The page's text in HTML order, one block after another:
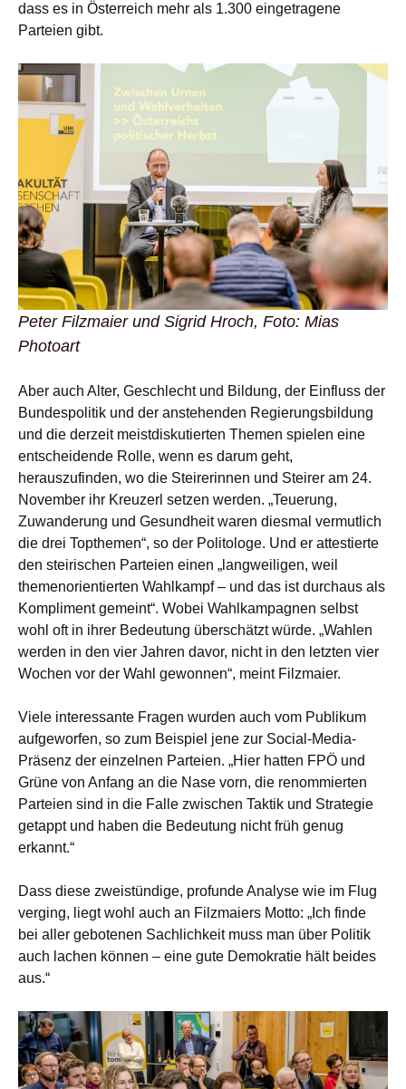
dass es in Österreich mehr als 1.300 eingetragene
Parteien gibt.
Peter Filzmaier und Sigrid Hroch, Foto: Mias
Photoart
Aber auch Alter, Geschlecht und Bildung, der Einfluss der
Bundespolitik und der anstehenden Regierungsbildung
und die derzeit meistdiskutierten Themen spielen eine
entscheidende Rolle, wenn es darum geht,
herauszufinden, wo die Steirerinnen und Steirer am 24.
November ihr Kreuzerl setzen werden. „Teuerung,
Zuwanderung und Gesundheit waren diesmal vermutlich
die drei Topthemen“, so der Politologe. Und er attestierte
den steirischen Parteien einen „langweiligen, weil
themenorientierten Wahlkampf – und das ist durchaus als
Kompliment gemeint“. Wobei Wahlkampagnen selbst
wohl oft in ihrer Bedeutung überschätzt würde. „Wahlen
werden in den vier Jahren davor, nicht in den letzten vier
Wochen vor der Wahl gewonnen“, meint Filzmaier.
Viele interessante Fragen wurden auch vom Publikum
aufgeworfen, so zum Beispiel jene zur Social-Media-
Präsenz der einzelnen Parteien. „Hier hatten FPÖ und
Grüne von Anfang an die Nase vorn, die renommierten
Parteien sind in die Falle zwischen Taktik und Strategie
getappt und haben die Bedeutung nicht früh genug
erkannt.“
Dass diese zweistündige, profunde Analyse wie im Flug
verging, liegt wohl auch an Filzmaiers Motto: „Ich finde
bei aller gebotenen Sachlichkeit muss man über Politik
auch lachen können – eine gute Demokratie hält beides
aus.“